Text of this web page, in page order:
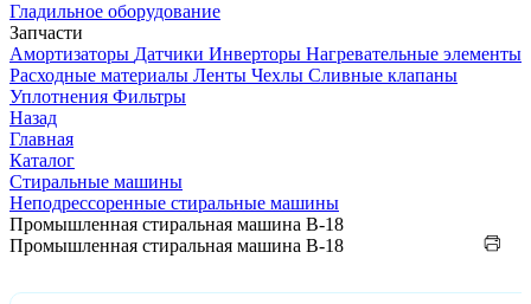
Гладильное оборудование
Запчасти
Амортизаторы Датчики Инверторы Нагревательные элементы
Расходные материалы Ленты Чехлы Сливные клапаны
Уплотнения Фильтры
Назад
Главная
Каталог
Стиральные машины
Неподрессоренные стиральные машины
Промышленная стиральная машина В-18
Промышленная стиральная машина В-18